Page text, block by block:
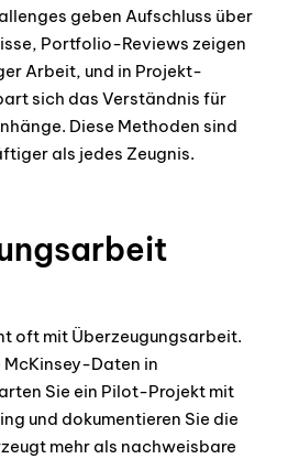
geben Aufschluss über
Portfolio-Reviews zeigen
Arbeit, und in Projekt-
sich das Verständnis für
Diese Methoden sind
als jedes Zeugnis.
oft mit Überzeugungsarbeit.
McKinsey-Daten in
Sie ein Pilot-Projekt mit
und dokumentieren Sie die
mehr als nachweisbare